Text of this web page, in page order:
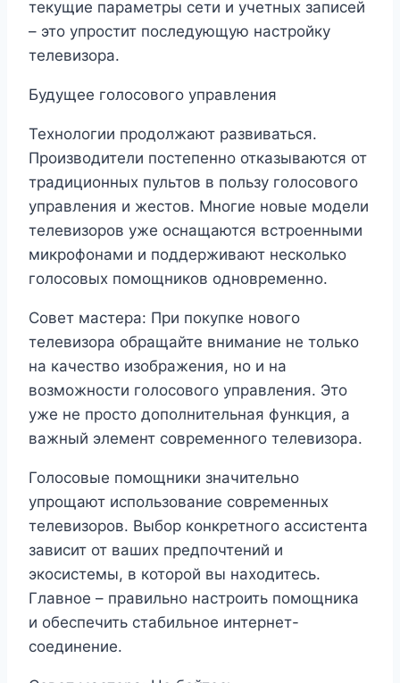
текущие параметры сети и учетных записей
– это упростит последующую настройку
телевизора.
Будущее голосового управления
Технологии продолжают развиваться.
Производители постепенно отказываются от
традиционных пультов в пользу голосового
управления и жестов. Многие новые модели
телевизоров уже оснащаются встроенными
микрофонами и поддерживают несколько
голосовых помощников одновременно.
Совет мастера: При покупке нового
телевизора обращайте внимание не только
на качество изображения, но и на
возможности голосового управления. Это
уже не просто дополнительная функция, а
важный элемент современного телевизора.
Голосовые помощники значительно
упрощают использование современных
телевизоров. Выбор конкретного ассистента
зависит от ваших предпочтений и
экосистемы, в которой вы находитесь.
Главное – правильно настроить помощника
и обеспечить стабильное интернет-
соединение.